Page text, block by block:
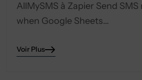
AllMySMS à Zapier Send
when Google Sheets…
Voir Plus